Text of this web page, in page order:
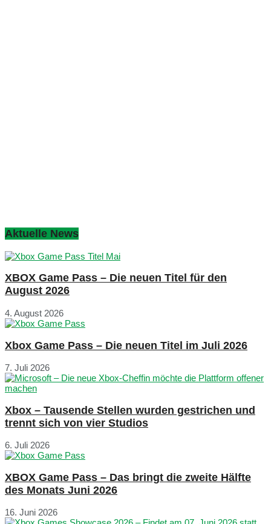
Aktuelle News
XBOX Game Pass – Die neuen Titel für den
August 2026
4. August 2026
Xbox Game Pass – Die neuen Titel im Juli 2026
7. Juli 2026
Xbox – Tausende Stellen wurden gestrichen und
trennt sich von vier Studios
6. Juli 2026
XBOX Game Pass – Das bringt die zweite Hälfte
des Monats Juni 2026
16. Juni 2026